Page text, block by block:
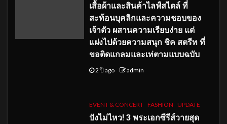
เสื้อผ้าและสินค้าไลฟ์สไตล์ ที่
สะท้อนบุคลิกและความชอบของ
เจ้าตัว ผสานความเรียบง่าย แต่
แฝงไปด้วยความสนุก ชิค สตรีท ที่
ขอติดแกลมและเท่ตามแบบฉบับ
2 ปี ago admin
EVENT & CONCERT FASHION UPDATE
ปังไม่ไหว! 3 พระเอกซีรีส์วายสุด